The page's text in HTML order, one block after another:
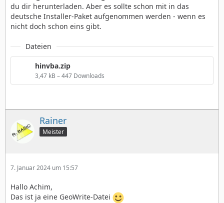
du dir herunterladen. Aber es sollte schon mit in das
deutsche Installer-Paket aufgenommen werden - wenn es
nicht doch schon eins gibt.
Dateien
hinvba.zip
3,47 kB – 447 Downloads
Rainer
Meister
7. Januar 2024 um 15:57
Hallo Achim,
Das ist ja eine GeoWrite-Datei